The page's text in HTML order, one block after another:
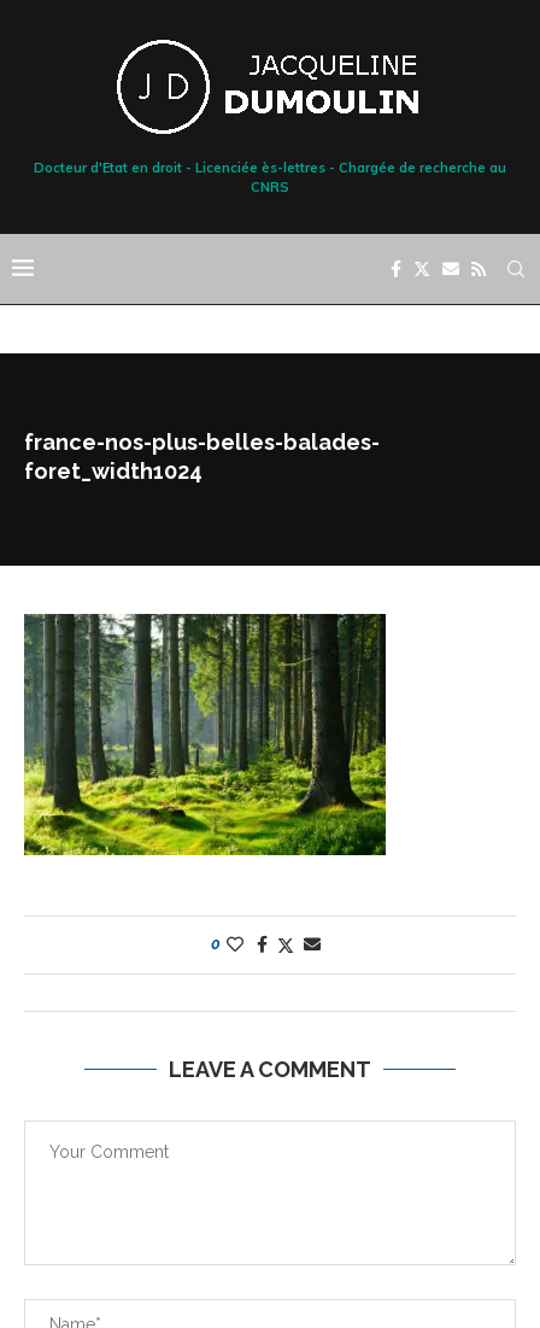
Docteur d'Etat en droit - Licenciée ès-lettres - Chargée de recherche au
CNRS
france-nos-plus-belles-balades-
foret_width1024
0
LEAVE A COMMENT